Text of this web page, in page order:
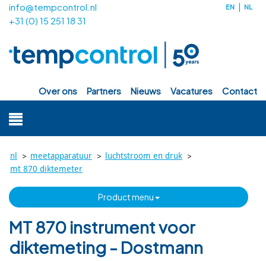
info@tempcontrol.nl
+31 (0) 15 251 18 31
EN NL
over ons partners nieuws vacatures contact
nl > meetapparatuur > luchtstroom en druk >
mt 870 diktemeter
product menu
MT 870 instrument voor
diktemeting - Dostmann